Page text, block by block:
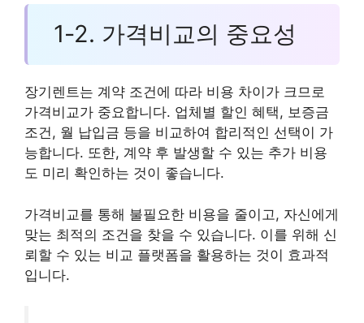
1-2. 가격비교의 중요성
장기렌트는 계약 조건에 따라 비용 차이가 크므로
가격비교가 중요합니다. 업체별 할인 혜택, 보증금
조건, 월 납입금 등을 비교하여 합리적인 선택이 가
능합니다. 또한, 계약 후 발생할 수 있는 추가 비용
도 미리 확인하는 것이 좋습니다.
가격비교를 통해 불필요한 비용을 줄이고, 자신에게
맞는 최적의 조건을 찾을 수 있습니다. 이를 위해 신
뢰할 수 있는 비교 플랫폼을 활용하는 것이 효과적
입니다.